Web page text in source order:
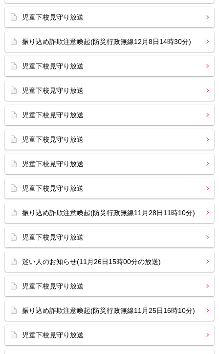
児童下校見守り放送
振り込め詐欺注意喚起(防災行政無線12月8日14時30分)
児童下校見守り放送
児童下校見守り放送
児童下校見守り放送
児童下校見守り放送
児童下校見守り放送
児童下校見守り放送
振り込め詐欺注意喚起(防災行政無線11月28日11時10分)
児童下校見守り放送
迷い人のお知らせ(11月26日15時00分の放送)
児童下校見守り放送
振り込め詐欺注意喚起(防災行政無線11月25日16時10分)
児童下校見守り放送